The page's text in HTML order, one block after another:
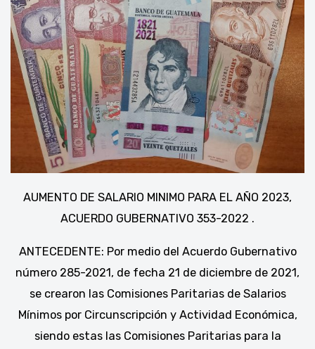
AUMENTO DE SALARIO MINIMO PARA EL AÑO 2023,
ACUERDO GUBERNATIVO 353-2022 .
ANTECEDENTE: Por medio del Acuerdo Gubernativo
número 285-2021, de fecha 21 de diciembre de 2021,
se crearon las Comisiones Paritarias de Salarios
Mínimos por Circunscripción y Actividad Económica,
siendo estas las Comisiones Paritarias para la